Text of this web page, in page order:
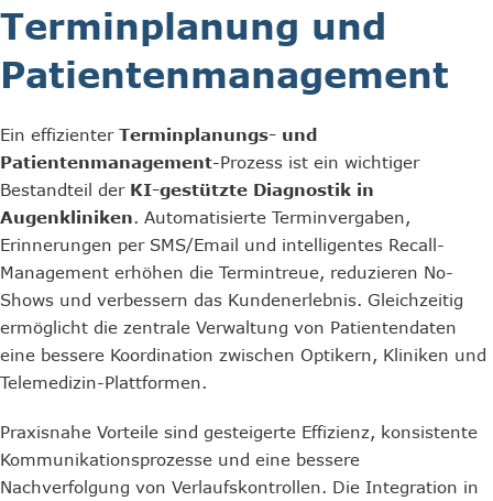
Terminplanung und
Patientenmanagement
Ein effizienter Terminplanungs- und
Patientenmanagement-Prozess ist ein wichtiger
Bestandteil der KI-gestützte Diagnostik in
Augenkliniken. Automatisierte Terminvergaben,
Erinnerungen per SMS/Email und intelligentes Recall-
Management erhöhen die Termintreue, reduzieren No-
Shows und verbessern das Kundenerlebnis. Gleichzeitig
ermöglicht die zentrale Verwaltung von Patientendaten
eine bessere Koordination zwischen Optikern, Kliniken und
Telemedizin-Plattformen.
Praxisnahe Vorteile sind gesteigerte Effizienz, konsistente
Kommunikationsprozesse und eine bessere
Nachverfolgung von Verlaufskontrollen. Die Integration in